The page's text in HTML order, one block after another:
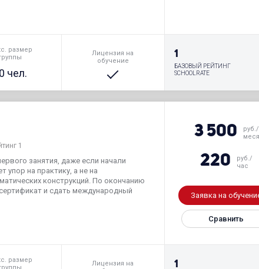
размер
чел.
Лицензия на
обучение
1
БАЗОВЫЙ РЕЙТИНГ
SCHOOLRATE
1
занятия, даже если начали
упор на практику, а не на
конструкций. По окончанию
и сдать международный
размер
Лицензия на
3 500
руб./
220
руб./
час
Заявка на
Сравнить
1